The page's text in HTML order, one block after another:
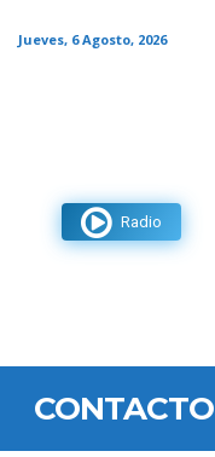
Jueves, 6 Agosto, 2026
Radio
CONTACTO